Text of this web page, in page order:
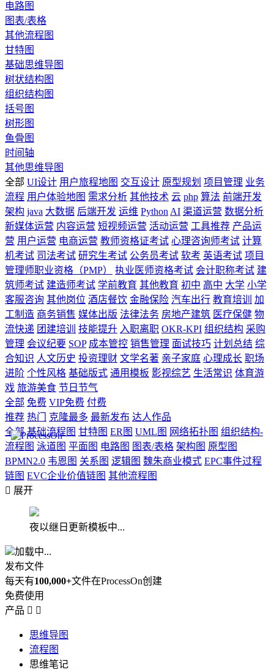
电路图
图表/表格
其他流程图
甘特图
基础思维导图
树状结构图
组织结构图
括号图
树形图
鱼骨图
时间轴
其他思维导图
全部 UI设计 用户旅程地图 交互设计 原型规划 项目管理 业务
流程 用户体验地图 需求分析 其他技术 云 php 算法 前端开发
架构 java 大数据 后端开发 运维 Python AI 渠道运营 数据分析
新媒体运营 内容运营 短视频运营 活动运营 工具推荐 产品运
营 用户运营 电商运营 教师资格证考试 心理咨询师考试 计算
机考试 司法考试 研究生考试 公务员考试 软考 英语考试 项目
管理师职业资格（PMP）
执业医师资格考试 会计职称考试 建
筑师考试 建造师考试 学前教育 其他教育 初中 高中 大学 小学
客服咨询 其他岗位 酒店餐饮 金融保险 汽车出行 教育培训
加
工制造 商务销售 媒体出版 法律法务 房地产建筑 医疗保健 物
流快递 团建培训 技能提升 入职离职 OKR-KPI 组织结构 采购
管理 会议纪要 SOP 成本管控 销售管理 面试技巧 计划总结 综
合知识 人文历史 投资理财 文学名著 亲子家庭 心理成长 职场
进阶 个性风格 基础版式 通用模板 影视综艺 生活常识 体育游
戏 旅游美食 节日节气
全部 免费 VIP免费 付费
推荐 热门 克隆最多 最新发布 达人作品
全部 基础流程图 甘特图 ER图 UML图 网络拓扑图 组织结构-
流程图 泳道图 平面图 电路图 图表/表格 架构图 原型图
BPMN2.0 韦恩图 关系图 逻辑图 魏朱商业模式 EPC事件过程
链图 EVC企业价值链图 其他流程图
 展开
夜以继日更新模板中...
加载中...
发布文件
每天有100,000+文件在ProcessOn创建
免费使用
产品  
思维导图
流程图
思维笔记